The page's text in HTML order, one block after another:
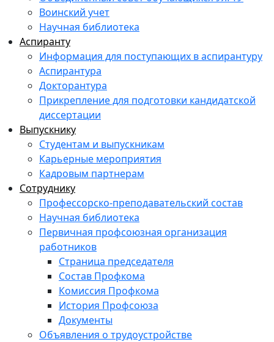
Воинский учет
Научная библиотека
Аспиранту
Информация для поступающих в аспирантуру
Аспирантура
Докторантура
Прикрепление для подготовки кандидатской
диссертации
Выпускнику
Студентам и выпускникам
Карьерные мероприятия
Кадровым партнерам
Сотруднику
Профессорско-преподавательский состав
Научная библиотека
Первичная профсоюзная организация
работников
Страница председателя
Состав Профкома
Комиссия Профкома
История Профсоюза
Документы
Объявления о трудоустройстве